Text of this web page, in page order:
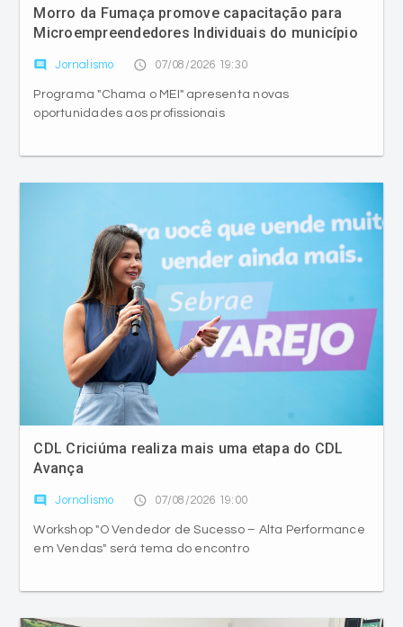
Morro da Fumaça promove capacitação para
Microempreendedores Individuais do município
comment Jornalismo access_time 07/08/2026 19:30
Programa "Chama o MEI" apresenta novas
oportunidades aos profissionais
CDL Criciúma realiza mais uma etapa do CDL
Avança
comment Jornalismo access_time 07/08/2026 19:00
Workshop "O Vendedor de Sucesso – Alta Performance
em Vendas" será tema do encontro